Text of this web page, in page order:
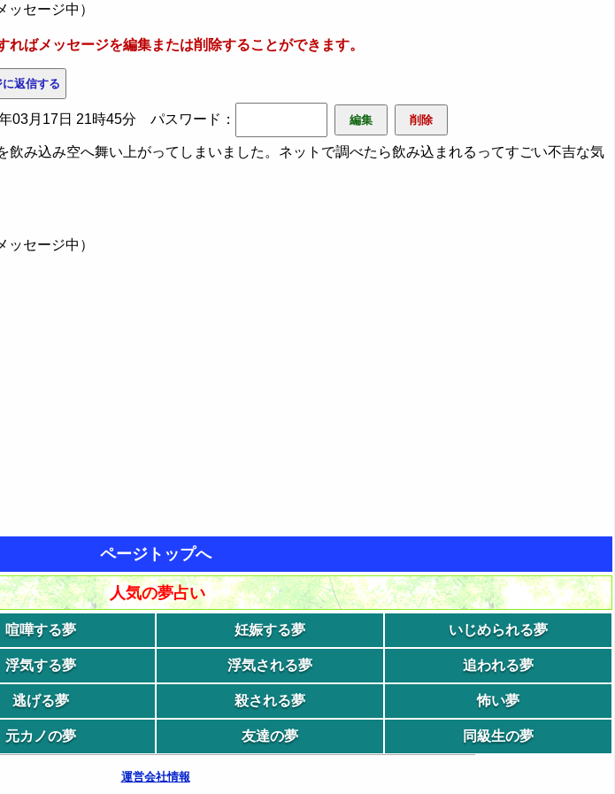
ッセージ中）
ばメッセージを編集または削除することができます。
03月17日 21時45分 パスワード：
み込み空へ舞い上がってしまいました。ネットで調べたら飲み込まれるってすごい不吉な気
ッセージ中）
ページトップへ
人気の夢占い
喧嘩する夢 妊娠する夢 いじめられる夢
浮気する夢 浮気される夢 追われる夢
逃げる夢 殺される夢 怖い夢
元カノの夢 友達の夢 同級生の夢
運営会社情報